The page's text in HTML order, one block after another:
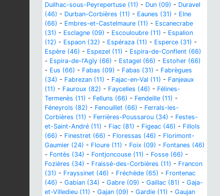
Duilhac-sous-Peyrepertuse (11) - Dun (09) - Duravel
(46) - Durban-Corbières (11) - Eaunes (31) - Elne
(66) - Embres-et-Castelmaure (11) - Escanecrabe
(31) - Esclagne (09) - Escouloubre (11) - Espalion
(12) - Espaon (32) - Espéraza (11) - Esperce (31) -
Espère (46) - Espezel (11) - Espira-de-Conflent (66)
- Espira-de-l'Agly (66) - Estagel (66) - Estoher (66)
- Eus (66) - Fabas (09) - Fabas (31) - Fabrègues
(34) - Fabrezan (11) - Fajac-en-Val (11) - Fanjeaux
(11) - Fauroux (82) - Faycelles (46) - Félines-
Termenès (11) - Felluns (66) - Fendeille (11) -
Féneyrols (82) - Fenouillet (66) - Ferrals-les-
Corbières (11) - Ferrières-Poussarou (34) - Festes-
et-Saint-André (11) - Fiac (81) - Figeac (46) - Fillols
(66) - Finestret (66) - Floressas (46) - Florimont-
Gaumier (24) - Floure (11) - Foix (09) - Fontanes (46)
- Fontès (34) - Fontjoncouse (11) - Fosse (66) -
Fozières (34) - Fraissé-des-Corbières (11) - Francon
(31) - Frayssinet (46) - Fréchède (65) - Frontenac
(46) - Gabian (34) - Gabre (09) - Gaillac (81) - Gaja-
et-Villedieu (11) - Gajan (09) - Gardie (11) - Gaujan